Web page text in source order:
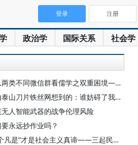
政治学 国际关系 社会学
登录 注册
同微信群看儒学之双重困境——熟人群一潭死水，
刀片铁丝网想到的：谁妨碍了我们致富？
人智能武器的战争伦理风险
永远抄作业吗？
是”才是社会主义真谛——三起民间出圈事点评